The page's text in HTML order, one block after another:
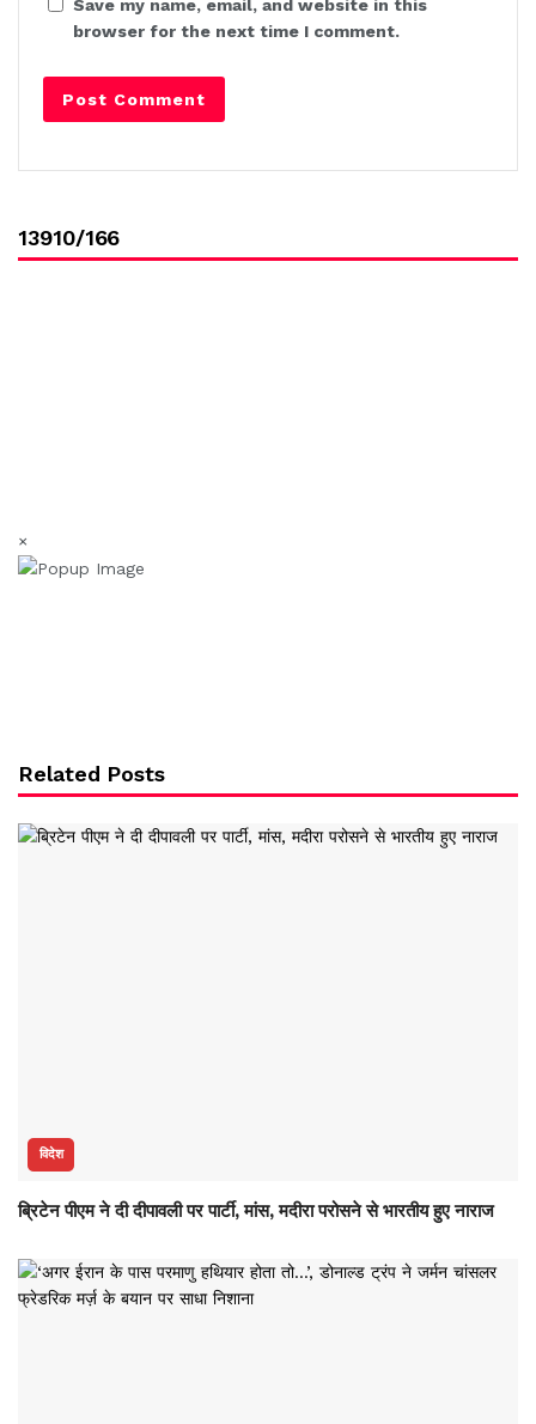
Save my name, email, and website in this
browser for the next time I comment.
13910/166
×
Related Posts
विदेश
ब्रिटेन पीएम ने दी दीपावली पर पार्टी, मांस, मदीरा परोसने से भारतीय हुए नाराज